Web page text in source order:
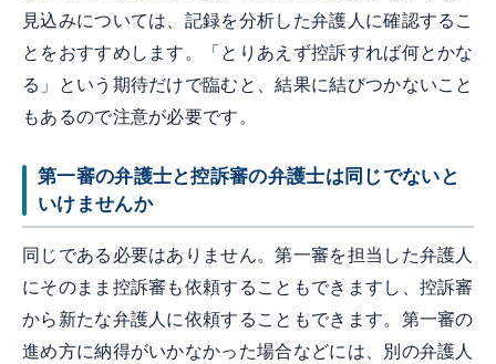
見込みについては、記録を分析した弁護人に確認するこ
とをおすすめします。「とりあえず控訴すれば何とかな
る」という期待だけで臨むと、結果に結びつかないこと
もあるので注意が必要です。
第一審の弁護士と控訴審の弁護士は同じでないと
いけませんか
同じである必要はありません。第一審を担当した弁護人
にそのまま控訴審も依頼することもできますし、控訴審
から新たな弁護人に依頼することもできます。第一審の
進め方に納得がいかなかった場合などには、別の弁護人